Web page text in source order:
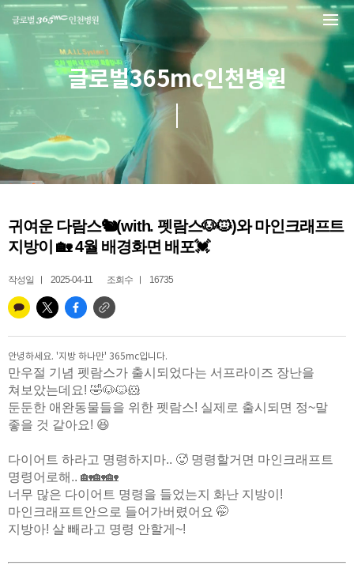
본문 바로가기
글로벌365mc인천병원
귀여운 다람스🐿(with. 펫람스🐶🐱)와 마인크래프트
지방이 🏡 4월 배경화면 배포💓
작성일 2025-04-11 조회수 16735
안녕하세요. '지방 하나만' 365mc입니다.
만우절 기념 펫람스가 출시되었다는 서프라이즈 장난을
쳐보았는데요! 🤣🐶🐱🐹
둔둔한 애완동물들을 위한 펫람스! 실제로 출시되면 정~말
좋을 것 같아요! 😆
다이어트 하라고 명령하지마.. 🥵 명령할거면 마인크래프트
명령어로해.. 🏡🏡🏡
너무 많은 다이어트 명령을 들었는지 화난 지방이!
마인크래프트안으로 들어가버렸어요 🤭
지방아! 살 빼라고 명령 안할게~!